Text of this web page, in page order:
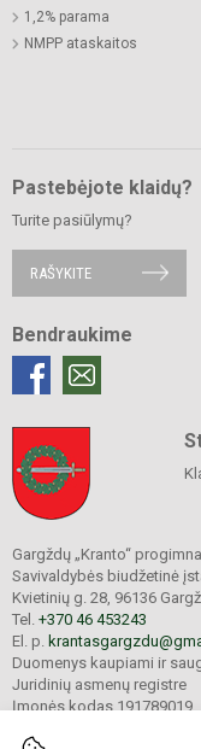
1,2% parama
NMPP ataskaitos
Pastebėjote klaidų?
Turite pasiūlymų?
RAŠYKITE
Bendraukime
Gargždų „Kranto“
Savivaldybės biudžetinė
Kvietinių g. 28, 96136
Tel. +370 46 453243
El. p.
Duomenys kaupiami ir
Juridinių asmenų registre
Įmonės kodas 191789019